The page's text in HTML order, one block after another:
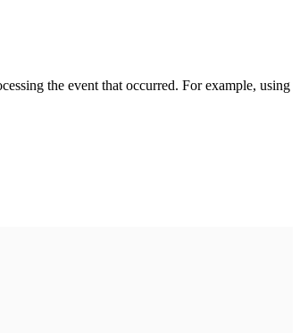
the event that occurred. For example, using